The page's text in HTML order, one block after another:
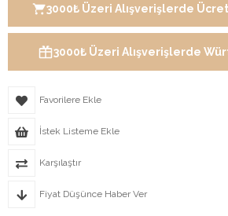
3000₺ Üzeri Alışverişlerde
3000₺ Üzeri Alışverişlerde
Favorilere Ekle
İstek Listeme Ekle
Karşılaştır
Fiyat Düşünce Haber Ver